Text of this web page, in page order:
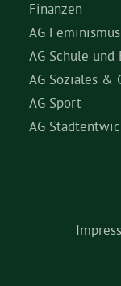
Finanzen
AG
AG Schule und
AG Soziales &
AG Sport
AG